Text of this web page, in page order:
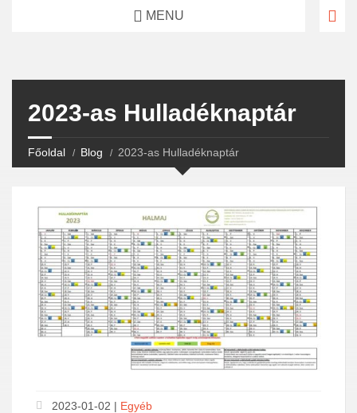
MENU
2023-as Hulladéknaptár
Főoldal Blog 2023-as Hulladéknaptár
2023-01-02 | Egyéb